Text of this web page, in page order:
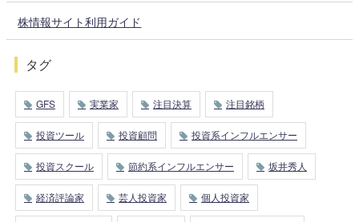
株情報サイト利用ガイド
タグ
GFS 実業家 注目決算 注目銘柄
投資ツール 投資顧問 投資系インフルエンサー
投資スクール 節約系インフルエンサー 坂井秀人
経済評論家 芸人投資家 個人投資家